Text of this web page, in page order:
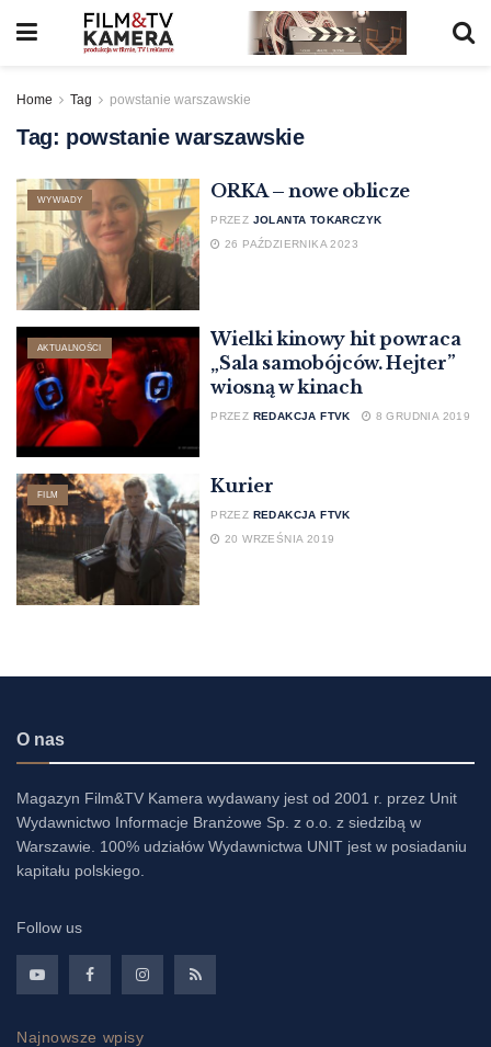
Home Tag powstanie warszawskie
Tag: powstanie warszawskie
WYWIADY ORKA – nowe oblicze
PRZEZ JOLANTA TOKARCZYK
26 PAŹDZIERNIKA 2023
AKTUALNOŚCI
Wielki kinowy hit powraca
„Sala samobójców. Hejter”
wiosną w kinach
PRZEZ REDAKCJA FTVK 8 GRUDNIA 2019
FILM Kurier
PRZEZ REDAKCJA FTVK
20 WRZEŚNIA 2019
O nas
Magazyn Film&TV Kamera wydawany jest od 2001 r. przez Unit
Wydawnictwo Informacje Branżowe Sp. z o.o. z siedzibą w
Warszawie. 100% udziałów Wydawnictwa UNIT jest w posiadaniu
kapitału polskiego.
Follow us
Najnowsze wpisy